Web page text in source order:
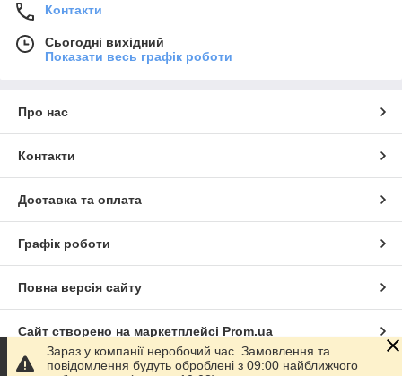
Контакти
Сьогодні вихідний
Показати весь графік роботи
Про нас
Контакти
Доставка та оплата
Графік роботи
Повна версія сайту
Сайт створено на маркетплейсі Prom.ua
Зараз у компанії неробочий час. Замовлення та
повідомлення будуть оброблені з 09:00 найближчого